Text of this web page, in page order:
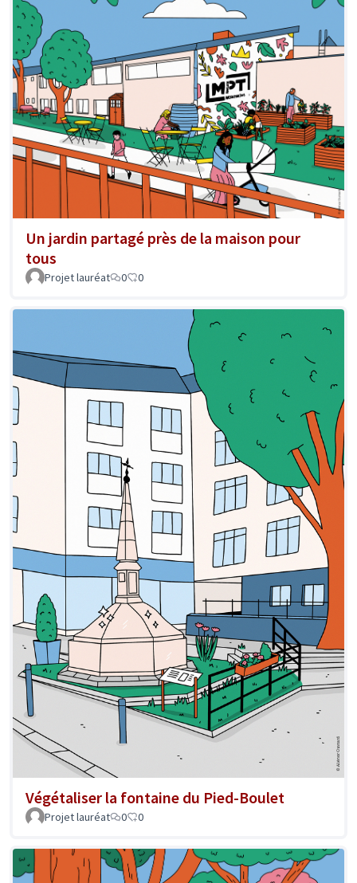
Un jardin partagé près de la maison pour
tous
Projet lauréat 0 0
Végétaliser la fontaine du Pied-Boulet
Projet lauréat 0 0